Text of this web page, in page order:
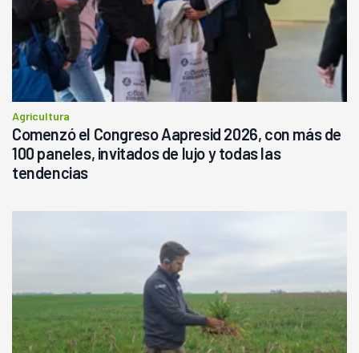
Agricultura
Comenzó el Congreso Aapresid 2026, con más de
100 paneles, invitados de lujo y todas las
tendencias